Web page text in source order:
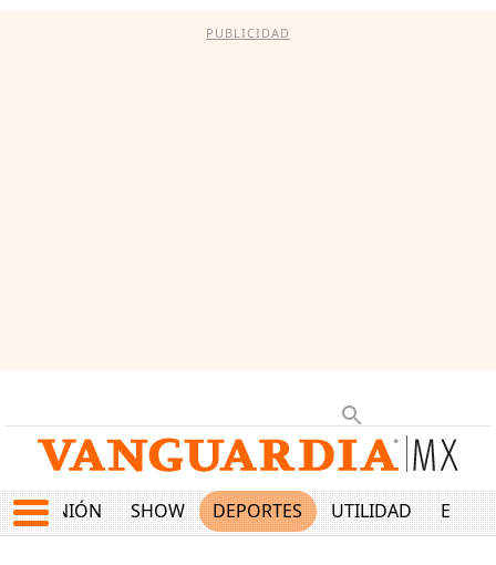
PUBLICIDAD
OPINIÓN SHOW DEPORTES UTILIDAD